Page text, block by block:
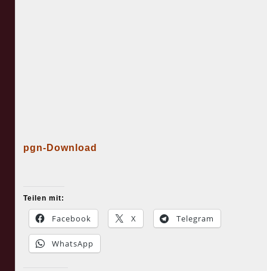
pgn-Download
Teilen mit:
Facebook X Telegram
WhatsApp